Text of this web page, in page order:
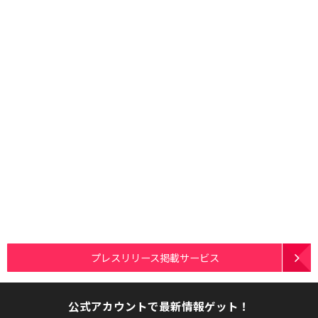
プレスリリース掲載サービス
公式アカウントで最新情報ゲット！